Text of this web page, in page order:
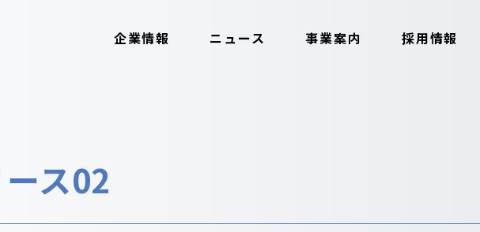
企業情報 ニュース 事業案内 採用情報
ス02